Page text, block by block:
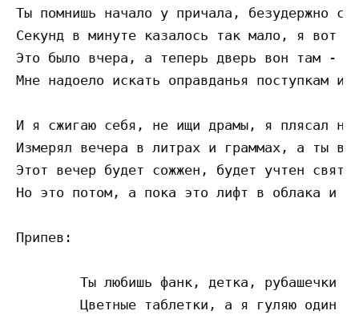
Ты помнишь начало у причала, безудержно
Секунд в минуте казалось так мало, я вот
Это было вчера, а теперь дверь вон там -
Мне надоело искать оправданья поступкам и
И я сжигаю себя, не ищи драмы, я плясал на
Измерял вечера в литрах и граммах, а ты
Этот вечер будет сожжен, будет учтен
Но это потом, а пока это лифт в облака и
Припев: